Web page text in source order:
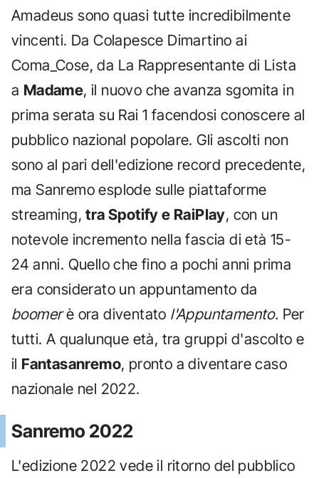
Amadeus sono quasi tutte incredibilmente
vincenti. Da Colapesce Dimartino ai
Coma_Cose, da La Rappresentante di Lista
a Madame, il nuovo che avanza sgomita in
prima serata su Rai 1 facendosi conoscere al
pubblico nazional popolare. Gli ascolti non
sono al pari dell'edizione record precedente,
ma Sanremo esplode sulle piattaforme
streaming,tra Spotify e RaiPlay, con un
notevole incremento nella fascia di età 15-
24 anni. Quello che fino a pochi anni prima
era considerato un appuntamento da
boomerè ora diventato l'Appuntamento. Per
tutti. A qualunque età, tra gruppi d'ascolto e
il Fantasanremo, pronto a diventare caso
nazionale nel 2022.
Sanremo 2022
L'edizione 2022 vede il ritorno del pubblico